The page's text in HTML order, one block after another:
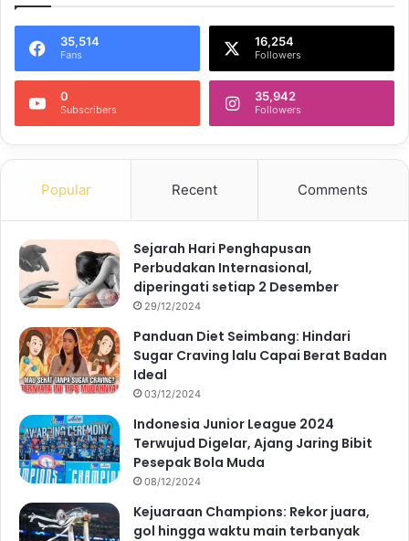
35,514
Fans
16,254
Followers
0
Subscribers
35,942
Followers
Popular Recent Comments
Sejarah Hari Penghapusan
Perbudakan Internasional,
diperingati setiap 2 Desember
29/12/2024
Panduan Diet Seimbang: Hindari
Sugar Craving lalu Capai Berat Badan
Ideal
03/12/2024
Indonesia Junior League 2024
Terwujud Digelar, Ajang Jaring Bibit
Pesepak Bola Muda
08/12/2024
Kejuaraan Champions: Rekor juara,
gol hingga waktu main terbanyak